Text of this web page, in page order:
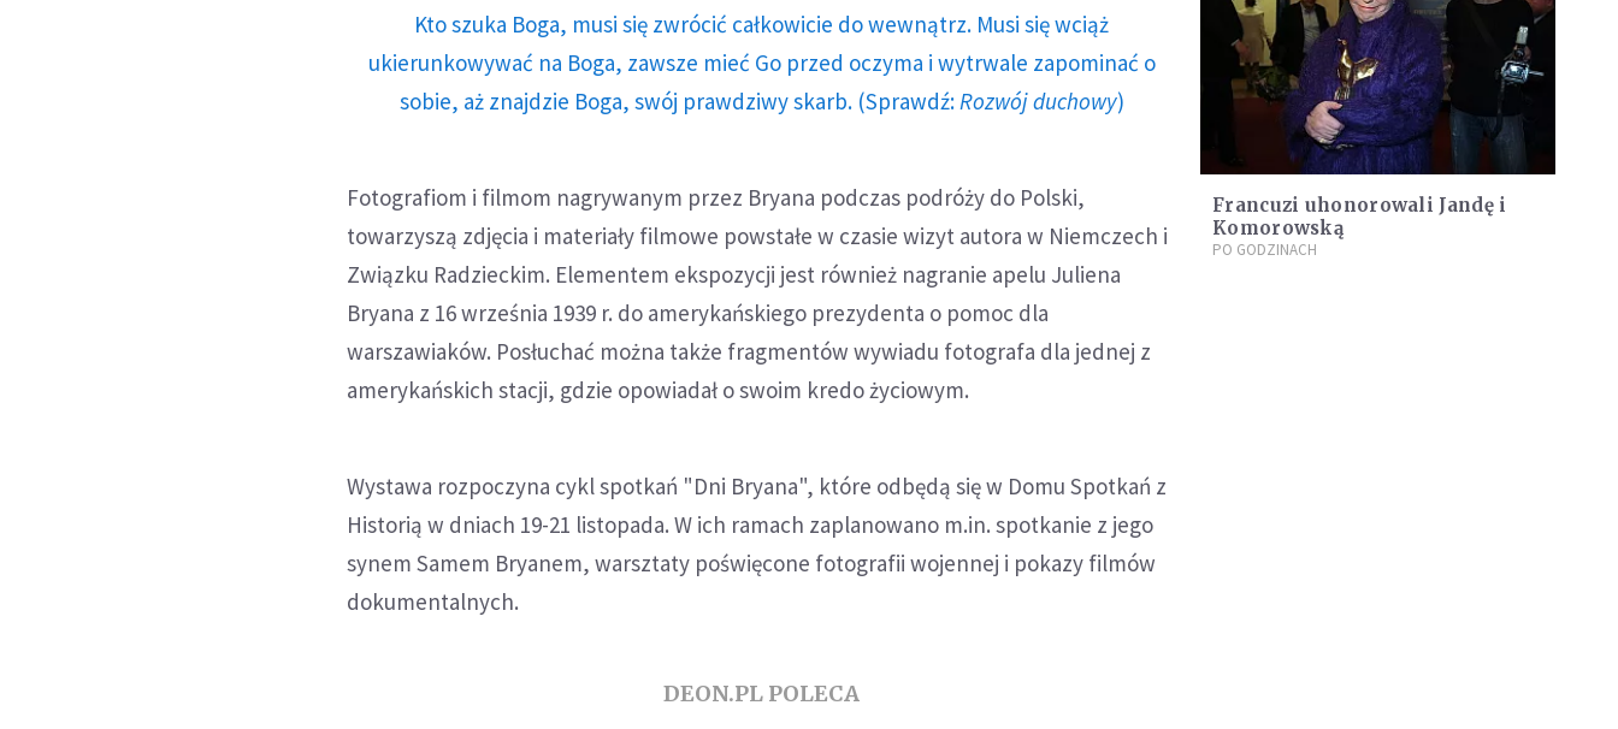
Kto szuka Boga, musi się zwrócić całkowicie do wewnątrz. Musi się wciąż
ukierunkowywać na Boga, zawsze mieć Go przed oczyma i wytrwale zapominać o
sobie, aż znajdzie Boga, swój prawdziwy skarb. (Sprawdź: Rozwój duchowy)
Fotografiom i filmom nagrywanym przez Bryana podczas podróży do Polski,
towarzyszą zdjęcia i materiały filmowe powstałe w czasie wizyt autora w Niemczech i
Związku Radzieckim. Elementem ekspozycji jest również nagranie apelu Juliena
Bryana z 16 września 1939 r. do amerykańskiego prezydenta o pomoc dla
warszawiaków. Posłuchać można także fragmentów wywiadu fotografa dla jednej z
amerykańskich stacji, gdzie opowiadał o swoim kredo życiowym.
Wystawa rozpoczyna cykl spotkań "Dni Bryana", które odbędą się w Domu Spotkań z
Historią w dniach 19-21 listopada. W ich ramach zaplanowano m.in. spotkanie z jego
synem Samem Bryanem, warsztaty poświęcone fotografii wojennej i pokazy filmów
dokumentalnych.
DEON.PL POLECA
Francuzi uhonorowali Jandę i
Komorowską
PO GODZINACH